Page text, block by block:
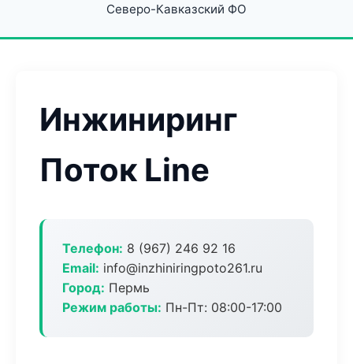
Северо-Кавказский ФО
Инжиниринг
Поток Line
Телефон: 8 (967) 246 92 16
Email: info@inzhiniringpoto261.ru
Город: Пермь
Режим работы: Пн-Пт: 08:00-17:00